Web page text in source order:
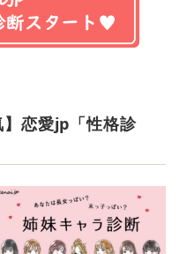
】恋愛jp「性格診